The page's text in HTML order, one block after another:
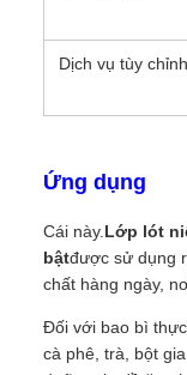
Dịch vụ tùy chỉnh
Ứng dụng
Cái này.Lớp lót
bậtđược sử dụng
chất hàng ngày,
Đối với bao bì
cà phê, trà, bột